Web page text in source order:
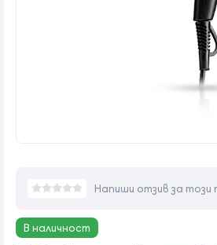
Напиши отзив за този
В наличност